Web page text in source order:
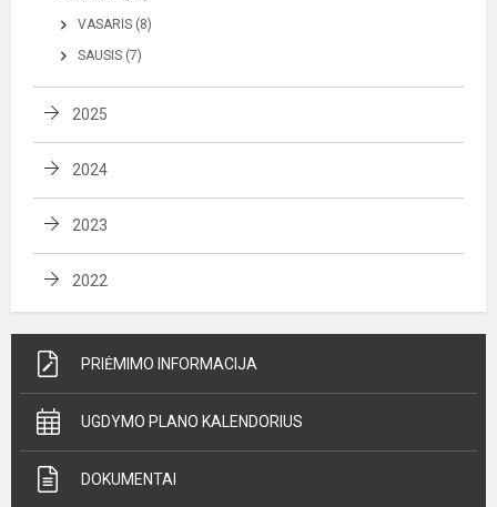
VASARIS (8)
SAUSIS (7)
2025
2024
2023
2022
PRIĖMIMO INFORMACIJA
UGDYMO PLANO KALENDORIUS
DOKUMENTAI